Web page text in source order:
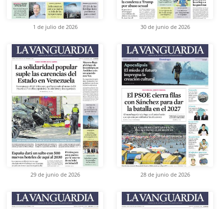
1 de julio de 2026 30 de junio de 2026
29 de junio de 2026 28 de junio de 2026